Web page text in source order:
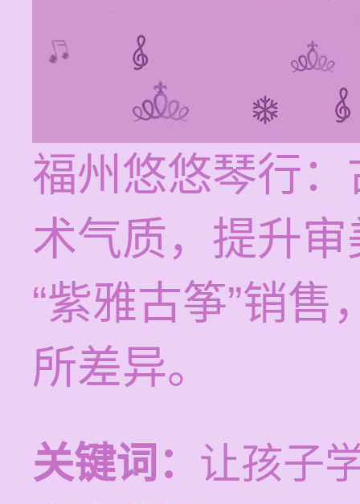
福州悠悠琴行
术气质，提升
“紫雅古筝”销
所差异。
关键词： 让孩子